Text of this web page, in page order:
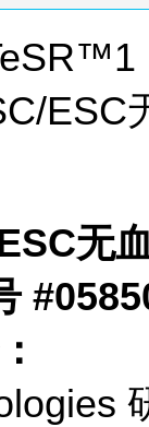
ESC
无